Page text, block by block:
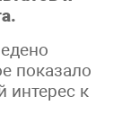
показало
интерес к